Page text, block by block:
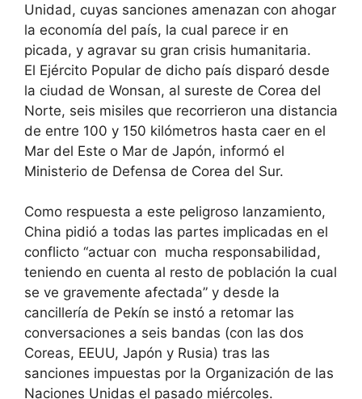
Unidad, cuyas sanciones amenazan con ahogar
la economía del país, la cual parece ir en
picada, y agravar su gran crisis humanitaria.
El Ejército Popular de dicho país disparó desde
la ciudad de Wonsan, al sureste de Corea del
Norte, seis misiles que recorrieron una distancia
de entre 100 y 150 kilómetros hasta caer en el
Mar del Este o Mar de Japón, informó el
Ministerio de Defensa de Corea del Sur.
Como respuesta a este peligroso lanzamiento,
China pidió a todas las partes implicadas en el
conflicto “actuar con mucha responsabilidad,
teniendo en cuenta al resto de población la cual
se ve gravemente afectada” y desde la
cancillería de Pekín se instó a retomar las
conversaciones a seis bandas (con las dos
Coreas, EEUU, Japón y Rusia) tras las
sanciones impuestas por la Organización de las
Naciones Unidas el pasado miércoles.